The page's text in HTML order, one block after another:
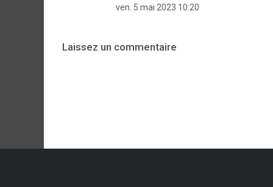
ven. 5 mai 2023 10:20
Laissez un commentaire